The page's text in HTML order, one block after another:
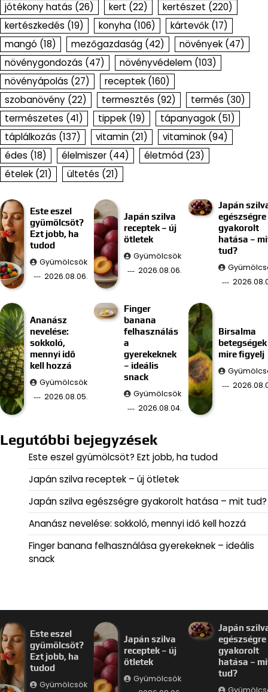
jótékony hatás (26) kert (22) kertészet (220)
kertészkedés (19) konyha (106) kártevők (17)
mangó (18) mezőgazdaság (42) növények (47)
növénygondozás (47) növényvédelem (103)
növényápolás (27) receptek (160)
szobanövény (22) termesztés (92) termés (30)
természetes (41) tippek (19) tápanyagok (51)
táplálkozás (137) vitamin (21) vitaminok (94)
édes (18) élelmiszer (44) életmód (23)
ételek (21) ültetés (21)
Este eszel
gyümölcsöt?
Ezt jobb, ha
tudod
Gyümölcsök
2026.08.06.
Japán szilva
receptek – új
ötletek
Gyümölcsök
2026.08.06.
Japán
egészségre
gyakorolt
hatása –
tud?
Ananász
nevelése:
sokkoló,
mennyi idő
kell hozzá
Gyümölcsök
2026.08.05.
Finger
banana
felhasználás
a
gyerekeknek
– ideális
snack
Gyümölcsök
2026.08.04.
Birsalma
betegségek
mire figyelj
Legutóbbi bejegyzések
Este eszel gyümölcsöt? Ezt jobb, ha tudod
Japán szilva receptek – új ötletek
Japán szilva egészségre gyakorolt hatása – mit tud?
Ananász nevelése: sokkoló, mennyi idő kell hozzá
Finger banana felhasználása gyerekeknek – ideális
snack
Este eszel
gyümölcsöt?
Ezt jobb, ha
tudod
Gyümölcsök
Japán szilva
receptek – új
ötletek
Gyümölcsök
Japán
egészségre
gyakorolt
hatása –
tud?